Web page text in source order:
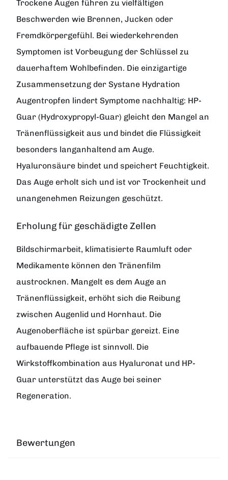
Trockene Augen führen zu vielfältigen
Beschwerden wie Brennen, Jucken oder
Fremdkörpergefühl. Bei wiederkehrenden
Symptomen ist Vorbeugung der Schlüssel zu
dauerhaftem Wohlbefinden. Die einzigartige
Zusammensetzung der Systane Hydration
Augentropfen lindert Symptome nachhaltig: HP-
Guar (Hydroxypropyl-Guar) gleicht den Mangel an
Tränenflüssigkeit aus und bindet die Flüssigkeit
besonders langanhaltend am Auge.
Hyaluronsäure bindet und speichert Feuchtigkeit.
Das Auge erholt sich und ist vor Trockenheit und
unangenehmen Reizungen geschützt.
Erholung für geschädigte Zellen
Bildschirmarbeit, klimatisierte Raumluft oder
Medikamente können den Tränenfilm
austrocknen. Mangelt es dem Auge an
Tränenflüssigkeit, erhöht sich die Reibung
zwischen Augenlid und Hornhaut. Die
Augenoberfläche ist spürbar gereizt. Eine
aufbauende Pflege ist sinnvoll. Die
Wirkstoffkombination aus Hyaluronat und HP-
Guar unterstützt das Auge bei seiner
Regeneration.
Bewertungen